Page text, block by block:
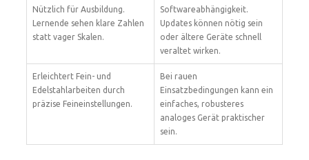
Nützlich für Ausbildung.
Lernende sehen klare Zahlen
statt vager Skalen.
Softwareabhängigkeit.
Updates können nötig sein
oder ältere Geräte schnell
veraltet wirken.
Erleichtert Fein- und
Edelstahlarbeiten durch
präzise Feineinstellungen.
Bei rauen
Einsatzbedingungen kann ein
einfaches, robusteres
analoges Gerät praktischer
sein.